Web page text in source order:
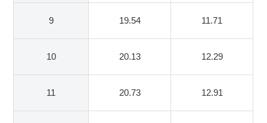
9 19.54 11.71
10 20.13 12.29
11 20.73 12.91